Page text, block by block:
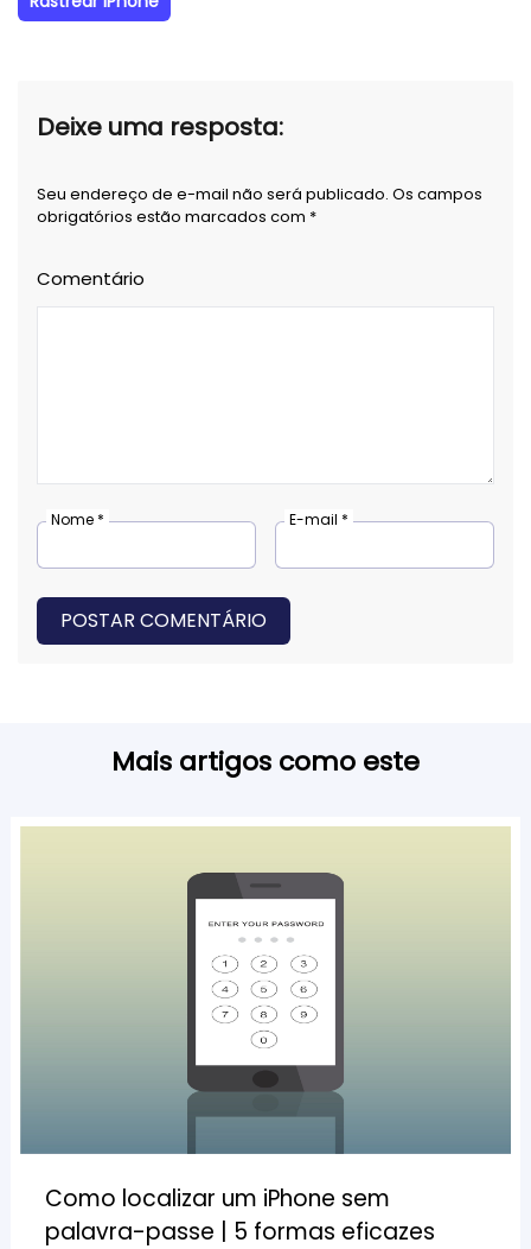
Deixe uma resposta:
Seu endereço de e-mail não será publicado. Os campos
obrigatórios estão marcados com *
Comentário
Nome * E-mail *
POSTAR COMENTÁRIO
Mais artigos como este
Como localizar um iPhone sem
palavra-passe | 5 formas eficazes